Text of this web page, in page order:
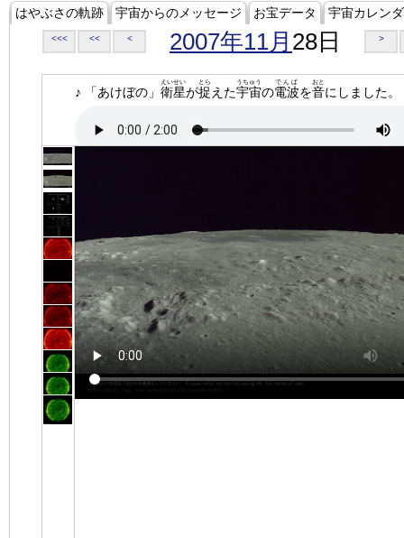
はやぶさの軌跡 宇宙からのメッセージ お宝データ 宇宙カレン
<<< << < 2007年11月 28日 >
♪ 「あけぼの」 衛星
えいせい
が捉
とら
えた宇宙
うちゅう
の電波
でんぱ
を音
おと
にしました。